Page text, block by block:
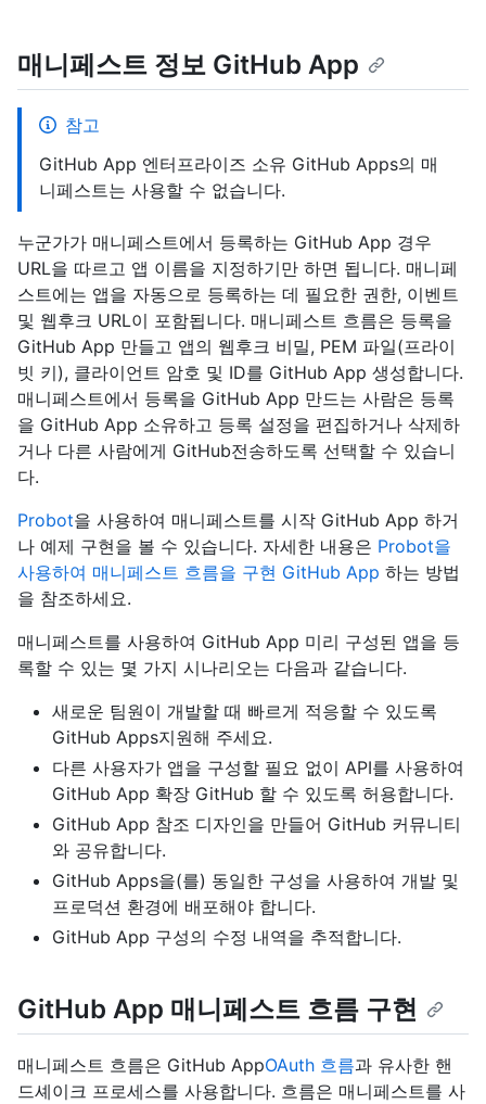
매니페스트 정보 GitHub App
참고
GitHub App 엔터프라이즈 소유 GitHub Apps의 매
니페스트는 사용할 수 없습니다.
누군가가 매니페스트에서 등록하는 GitHub App 경우
URL을 따르고 앱 이름을 지정하기만 하면 됩니다. 매니페
스트에는 앱을 자동으로 등록하는 데 필요한 권한, 이벤트
및 웹후크 URL이 포함됩니다. 매니페스트 흐름은 등록을
GitHub App 만들고 앱의 웹후크 비밀, PEM 파일(프라이
빗 키), 클라이언트 암호 및 ID를 GitHub App 생성합니다.
매니페스트에서 등록을 GitHub App 만드는 사람은 등록
을 GitHub App 소유하고 등록 설정을 편집하거나 삭제하
거나 다른 사람에게 GitHub전송하도록 선택할 수 있습니
다.
Probot을 사용하여 매니페스트를 시작 GitHub App 하거
나 예제 구현을 볼 수 있습니다. 자세한 내용은 Probot을
사용하여 매니페스트 흐름을 구현 GitHub App 하는 방법
을 참조하세요.
매니페스트를 사용하여 GitHub App 미리 구성된 앱을 등
록할 수 있는 몇 가지 시나리오는 다음과 같습니다.
새로운 팀원이 개발할 때 빠르게 적응할 수 있도록
GitHub Apps지원해 주세요.
다른 사용자가 앱을 구성할 필요 없이 API를 사용하여
GitHub App 확장 GitHub 할 수 있도록 허용합니다.
GitHub App 참조 디자인을 만들어 GitHub 커뮤니티
와 공유합니다.
GitHub Apps을(를) 동일한 구성을 사용하여 개발 및
프로덕션 환경에 배포해야 합니다.
GitHub App 구성의 수정 내역을 추적합니다.
GitHub App 매니페스트 흐름 구현
매니페스트 흐름은 GitHub AppOAuth 흐름과 유사한 핸
드셰이크 프로세스를 사용합니다. 흐름은 매니페스트를 사